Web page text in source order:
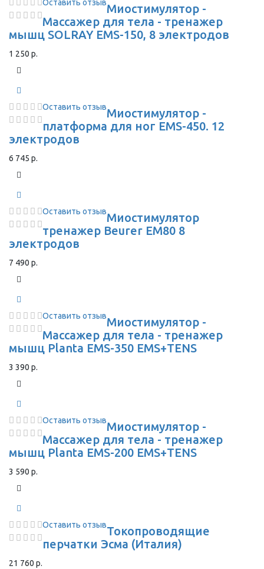
Оставить отзывМиостимулятор -
Массажер для тела - тренажер
мышц SOLRAY EMS-150, 8 электродов
1 250 р.
Оставить отзывМиостимулятор -
платформа для ног EMS-450. 12
электродов
6 745 р.
Оставить отзывМиостимулятор
тренажер Beurer EM80 8
электродов
7 490 р.
Оставить отзывМиостимулятор -
Массажер для тела - тренажер
мышц Planta EMS-350 EMS+TENS
3 390 р.
Оставить отзывМиостимулятор -
Массажер для тела - тренажер
мышц Planta EMS-200 EMS+TENS
3 590 р.
Оставить отзывТокопроводящие
перчатки Эсма (Италия)
21 760 р.